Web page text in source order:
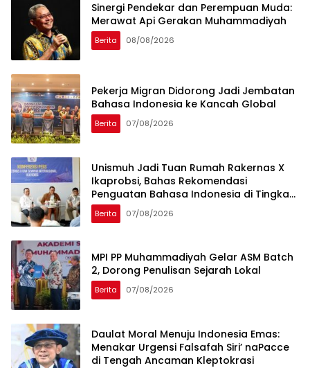
Sinergi Pendekar dan Perempuan Muda:
Merawat Api Gerakan Muhammadiyah
Berita 08/08/2026
Pekerja Migran Didorong Jadi Jembatan
Bahasa Indonesia ke Kancah Global
Berita 07/08/2026
Unismuh Jadi Tuan Rumah Rakernas X
Ikaprobsi, Bahas Rekomendasi
Penguatan Bahasa Indonesia di Tingkat
Global
Berita 07/08/2026
MPI PP Muhammadiyah Gelar ASM Batch
2, Dorong Penulisan Sejarah Lokal
Berita 07/08/2026
Daulat Moral Menuju Indonesia Emas:
Menakar Urgensi Falsafah Siri’ naPacce
di Tengah Ancaman Kleptokrasi